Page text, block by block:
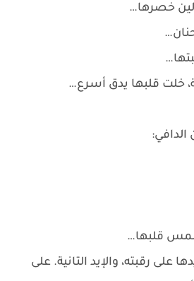
خصرها…
خلت قلبها يدق أسرع…
قلبها…
على رقبته، والإيد التانية. على